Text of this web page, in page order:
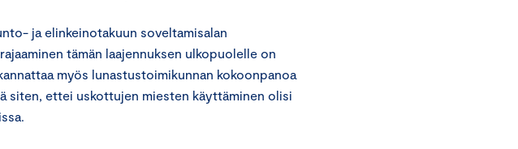
ja elinkeinotakuun soveltamisalan
tämän laajennuksen ulkopuolelle on
myös lunastustoimikunnan kokoonpanoa
siten, ettei uskottujen miesten käyttäminen olisi